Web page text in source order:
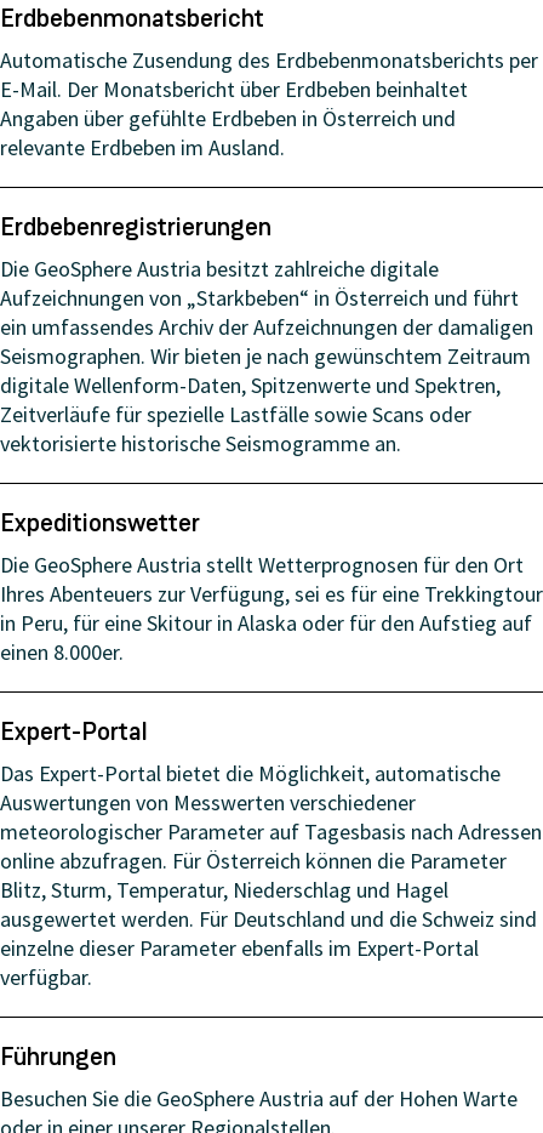
Erdbebenmonatsbericht
Automatische Zusendung des Erdbebenmonatsberichts per
E-Mail. Der Monatsbericht über Erdbeben beinhaltet
Angaben über gefühlte Erdbeben in Österreich und
relevante Erdbeben im Ausland.
Erdbebenregistrierungen
Die GeoSphere Austria besitzt zahlreiche digitale
Aufzeichnungen von „Starkbeben“ in Österreich und führt
ein umfassendes Archiv der Aufzeichnungen der damaligen
Seismographen. Wir bieten je nach gewünschtem Zeitraum
digitale Wellenform-Daten, Spitzenwerte und Spektren,
Zeitverläufe für spezielle Lastfälle sowie Scans oder
vektorisierte historische Seismogramme an.
Expeditionswetter
Die GeoSphere Austria stellt Wetterprognosen für den Ort
Ihres Abenteuers zur Verfügung, sei es für eine Trekkingtour
in Peru, für eine Skitour in Alaska oder für den Aufstieg auf
einen 8.000er.
Expert-Portal
Das Expert-Portal bietet die Möglichkeit, automatische
Auswertungen von Messwerten verschiedener
meteorologischer Parameter auf Tagesbasis nach Adressen
online abzufragen. Für Österreich können die Parameter
Blitz, Sturm, Temperatur, Niederschlag und Hagel
ausgewertet werden. Für Deutschland und die Schweiz sind
einzelne dieser Parameter ebenfalls im Expert-Portal
verfügbar.
Führungen
Besuchen Sie die GeoSphere Austria auf der Hohen Warte